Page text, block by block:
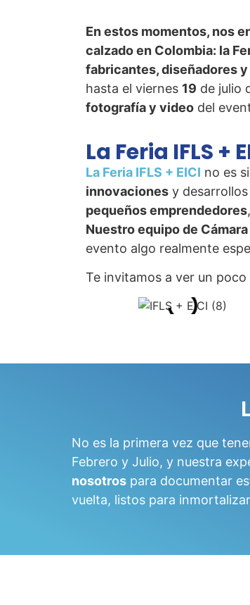
En estos momentos, nos
calzado en Colombia: la
fabricantes, diseñadores
hasta el viernes 19 de julio
fotografía y video del
La Feria IFLS
La Feria IFLS + EICI no es
innovaciones y
pequeños emprendedores
Nuestro equipo de
evento algo realmente
Te invitamos a ver un
No es la primera vez que
Febrero y Julio, y nuestra
nosotros para documentar
vuelta, listos para